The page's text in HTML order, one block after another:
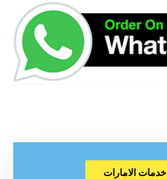
خدمات الامارات